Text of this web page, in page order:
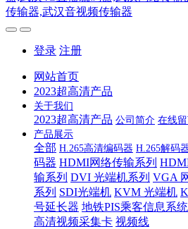
登录 注册
网站首页
2023超高清产品
关于我们
2023超高清产品 公司简介 在线
产品展示
全部 H.265高清编码器 H.265解码
码器 HDMI网络传输系列
输系列 DVI 光端机系列 VGA
系列 SDI光端机 KVM 光端机
号延长器 地铁PIS乘客信息系
高清视频采集卡 视频线